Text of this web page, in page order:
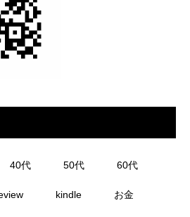
40代 50代 60代
kindle お金